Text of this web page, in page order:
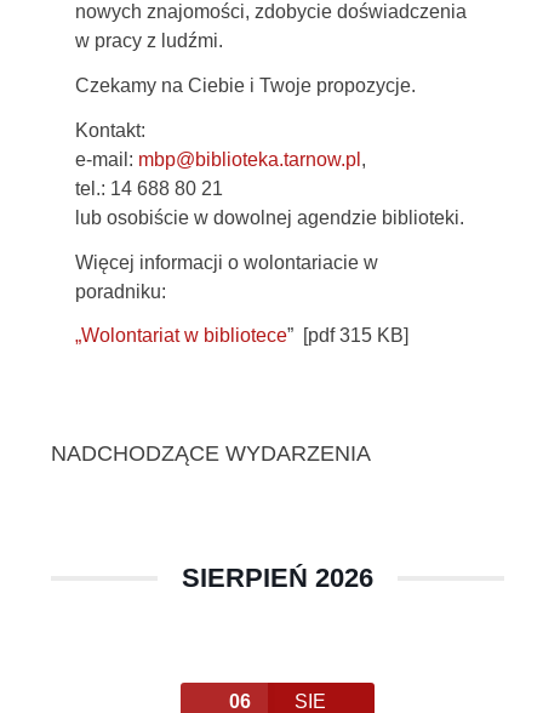
nowych znajomości, zdobycie doświadczenia
w pracy z ludźmi.
Czekamy na Ciebie i Twoje propozycje.
Kontakt:
e-mail: mbp@biblioteka.tarnow.pl ,
tel.: 14 688 80 21
lub osobiście w dowolnej agendzie biblioteki.
Więcej informacji o wolontariacie w
poradniku:
„Wolontariat w bibliotece” [pdf 315 KB]
NADCHODZĄCE WYDARZENIA
SIERPIEŃ 2026
06
SIE